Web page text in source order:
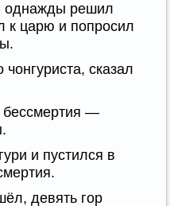
однажды решил
к царю и попросил
сказал
—
и пустился в
девять гор